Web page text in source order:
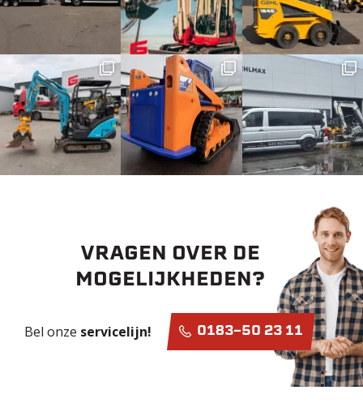
VRAGEN OVER DE
MOGELIJKHEDEN?
Bel onze servicelijn! 0183-50 23 11